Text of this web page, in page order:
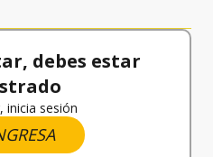
debes estar
inicia sesión